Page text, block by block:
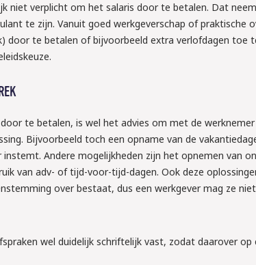
niet verplicht om het salaris door te betalen. Dat
te zijn. Vanuit goed werkgeverschap of praktische
door te betalen of bijvoorbeeld extra verlofdagen toe
te betalen, is wel het advies om met de
Bijvoorbeeld toch een opname van de
Andere mogelijkheden zijn het opnemen van
van adv- of tijd-voor-tijd-dagen. Ook deze
over bestaat, dus een werkgever mag ze
wel duidelijk schriftelijk vast, zodat daarover op